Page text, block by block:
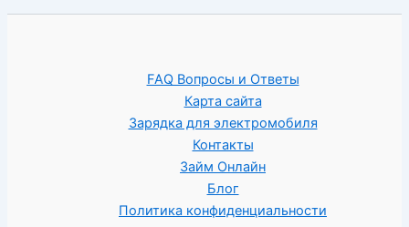
FAQ Вопросы и Ответы
Карта сайта
Зарядка для электромобиля
Контакты
Займ Онлайн
Блог
Политика конфиденциальности